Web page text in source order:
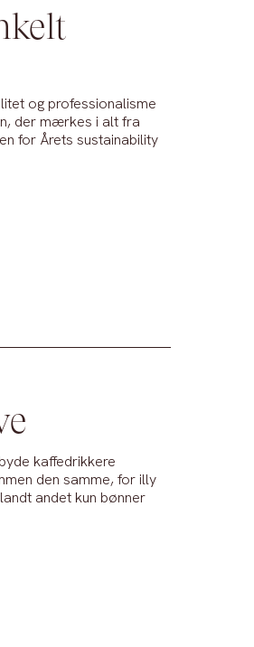
og professionalisme
der mærkes i alt fra
for Årets sustainability
kaffedrikkere
den samme, for illy
andet kun bønner